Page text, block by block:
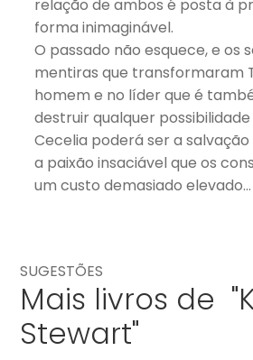
relação de ambos é posta à
forma inimaginável.
O passado não esquece, e os
mentiras que transformaram
homem e no líder que é
destruir qualquer
Cecelia poderá ser a salvação
a paixão insaciável que os
um custo demasiado elevado…
SUGESTÕES
Mais livros de
Stewart"